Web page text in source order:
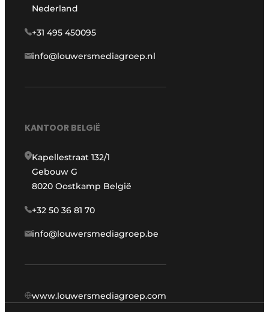
Nederland
+31 495 450095
info@louwersmediagroep.nl
KANTOOR BELGIË
Kapellestraat 132/1
Gebouw G
8020 Oostkamp België
+32 50 36 81 70
info@louwersmediagroep.be
www.louwersmediagroep.com